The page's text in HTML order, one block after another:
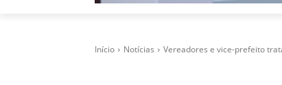
Início Notícias Vereadores e vice-prefeito